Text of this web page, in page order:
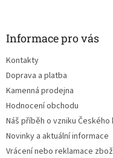
Informace pro vás
Kontakty
Doprava a platba
Kamenná prodejna
Hodnocení obchodu
Náš příběh o vzniku Českého
Novinky a aktuální informace
Vrácení nebo reklamace